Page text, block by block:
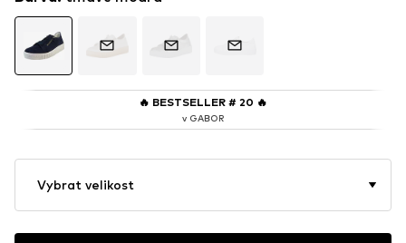
🔥 BESTSELLER # 20 🔥
v GABOR
Vybrat velikost